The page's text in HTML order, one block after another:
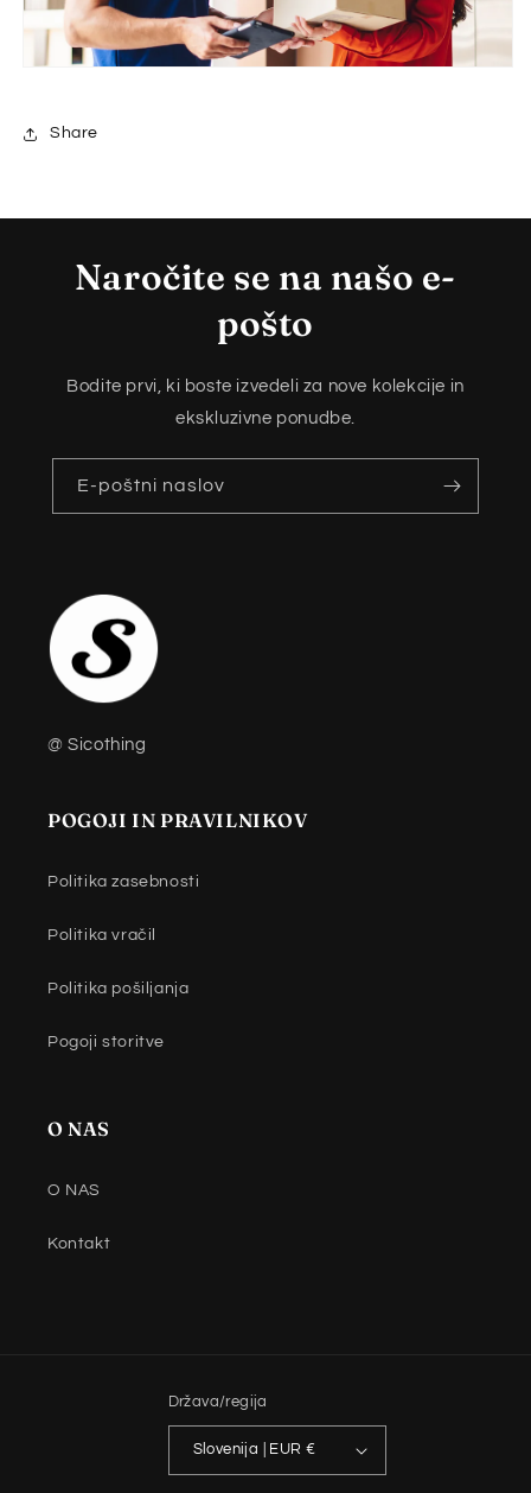
Share
Naročite se na našo e-
pošto
Bodite prvi, ki boste izvedeli za nove kolekcije in
ekskluzivne ponudbe.
E-poštni naslov
@ Sicothing
POGOJI IN PRAVILNIKOV
Politika zasebnosti
Politika vračil
Politika pošiljanja
Pogoji storitve
O NAS
O NAS
Kontakt
Država/regija
Slovenija | EUR €